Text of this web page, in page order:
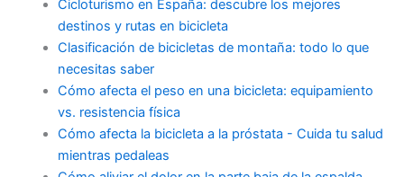
Cicloturismo en España: descubre los mejores
destinos y rutas en bicicleta
Clasificación de bicicletas de montaña: todo lo que
necesitas saber
Cómo afecta el peso en una bicicleta: equipamiento
vs. resistencia física
Cómo afecta la bicicleta a la próstata - Cuida tu salud
mientras pedaleas